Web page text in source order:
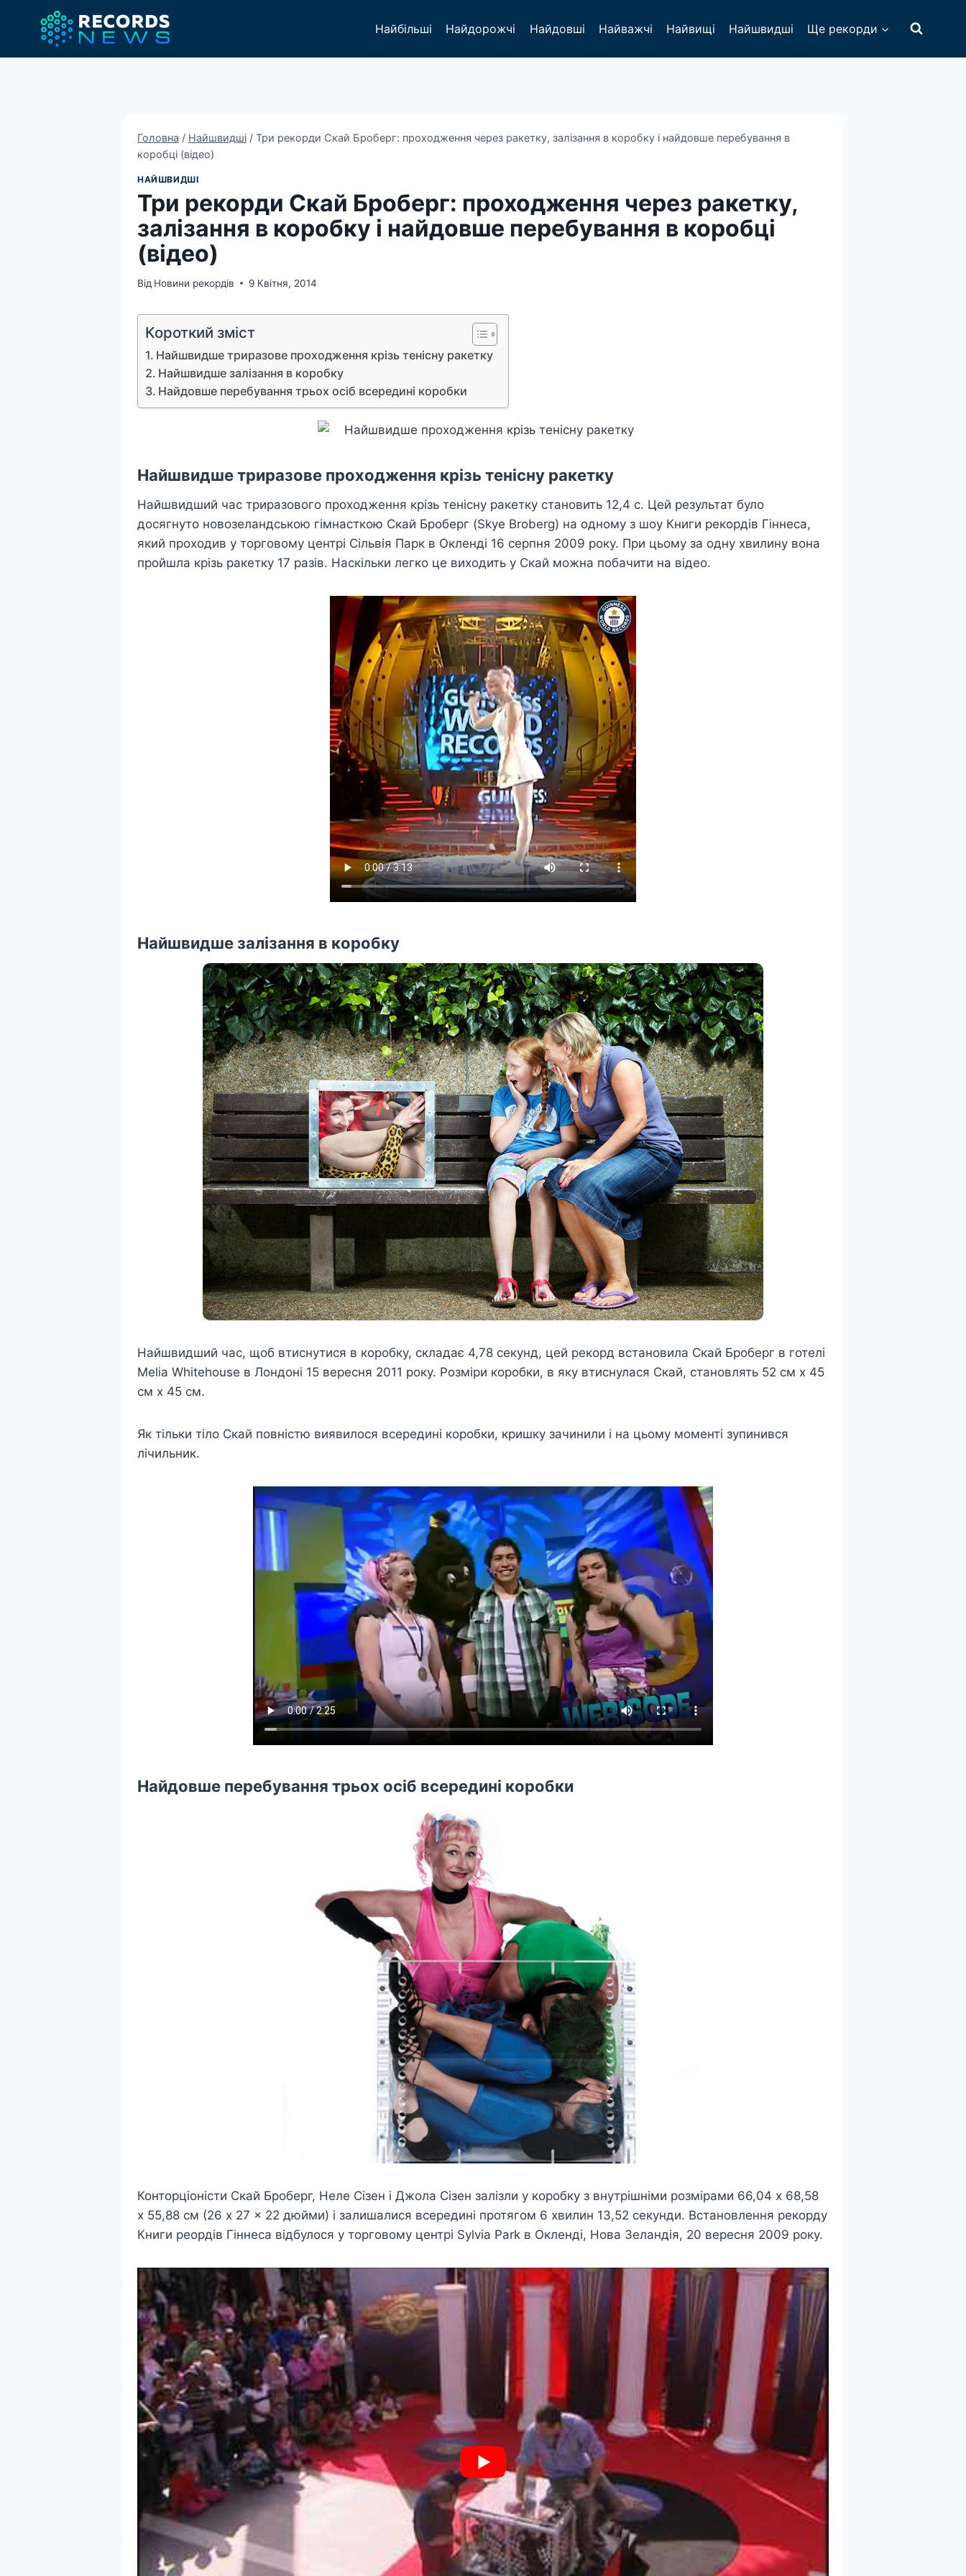
Найбільші Найдорожчі Найдовші Найважчі Найвищі Найшвидші Ще рекорди
Головна / Найшвидші / Три рекорди Скай Броберг: проходження через ракетку, залізання в коробку і найдовше перебування в
коробці (відео)
НАЙШВИДШІ
Три рекорди Скай Броберг: проходження через ракетку,
залізання в коробку і найдовше перебування в коробці
(відео)
Від Новини рекордів 9 Квітня, 2014
Короткий зміст
Найшвидше триразове проходження крізь тенісну ракетку
Найшвидше залізання в коробку
Найдовше перебування трьох осіб всередині коробки
Найшвидше триразове проходження крізь тенісну ракетку
Найшвидший час триразового проходження крізь тенісну ракетку становить 12,4 с. Цей результат було
досягнуто новозеландською гімнасткою Скай Броберг (Skye Broberg) на одному з шоу Книги рекордів Гіннеса,
який проходив у торговому центрі Сільвія Парк в Окленді 16 серпня 2009 року. При цьому за одну хвилину вона
пройшла крізь ракетку 17 разів. Наскільки легко це виходить у Скай можна побачити на відео.
Найшвидше залізання в коробку
Найшвидший час, щоб втиснутися в коробку, складає 4,78 секунд, цей рекорд встановила Скай Броберг в готелі
Melia Whitehouse в Лондоні 15 вересня 2011 року. Розміри коробки, в яку втиснулася Скай, становлять 52 см x 45
см x 45 см.
Як тільки тіло Скай повністю виявилося всередині коробки, кришку зачинили і на цьому моменті зупинився
лічильник.
Найдовше перебування трьох осіб всередині коробки
Конторціоністи Скай Броберг, Неле Сізен і Джола Сізен залізли у коробку з внутрішніми розмірами 66,04 x 68,58
x 55,88 см (26 x 27 x 22 дюйми) і залишалися всередині протягом 6 хвилин 13,52 секунди. Встановлення рекорду
Книги реордів Гіннеса відбулося у торговому центрі Sylvia Park в Окленді, Нова Зеландія, 20 вересня 2009 року.